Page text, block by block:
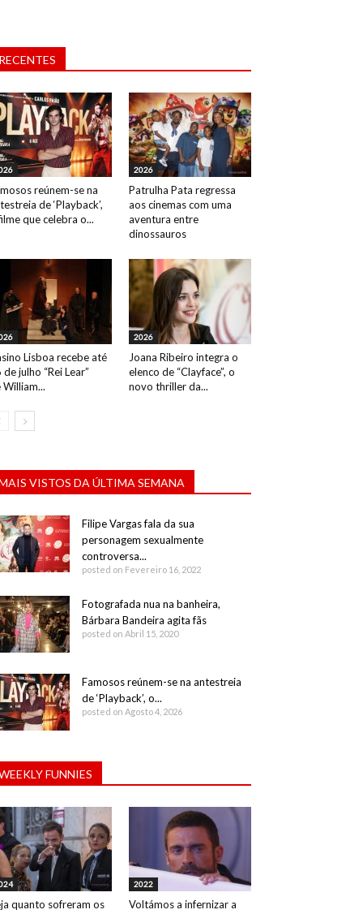
reúnem-se na
de ‘Playback’,
que celebra o...
2026
Patrulha Pata regressa
aos cinemas com uma
aventura entre
dinossauros
Lisboa recebe até
de julho “Rei Lear”
William...
2026
Joana Ribeiro integra o
elenco de “Clayface”, o
novo thriller da...
VISTOS DA ÚLTIMA SEMANA
Filipe Vargas fala da sua
personagem sexualmente
controversa...
posted on Fevereiro 16, 2022
Fotografada nua na banheira,
Bárbara Bandeira agita fãs
posted on Abril 15, 2020
Famosos reúnem-se na antestreia
de ‘Playback’, o...
posted on Agosto 4, 2026
FUNNIES
quanto sofreram os
2022
Voltámos a infernizar a